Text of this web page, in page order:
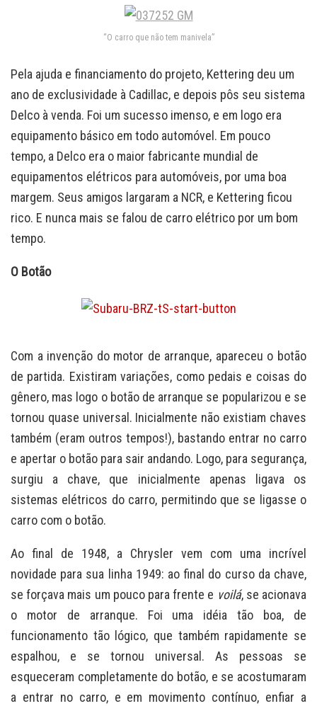
“O carro que não tem manivela”
Pela ajuda e financiamento do projeto, Kettering deu um
ano de exclusividade à Cadillac, e depois pôs seu sistema
Delco à venda. Foi um sucesso imenso, e em logo era
equipamento básico em todo automóvel. Em pouco
tempo, a Delco era o maior fabricante mundial de
equipamentos elétricos para automóveis, por uma boa
margem. Seus amigos largaram a NCR, e Kettering ficou
rico. E nunca mais se falou de carro elétrico por um bom
tempo.
O Botão
Com a invenção do motor de arranque, apareceu o botão
de partida. Existiram variações, como pedais e coisas do
gênero, mas logo o botão de arranque se popularizou e se
tornou quase universal. Inicialmente não existiam chaves
também (eram outros tempos!), bastando entrar no carro
e apertar o botão para sair andando. Logo, para segurança,
surgiu a chave, que inicialmente apenas ligava os
sistemas elétricos do carro, permitindo que se ligasse o
carro com o botão.
Ao final de 1948, a Chrysler vem com uma incrível
novidade para sua linha 1949: ao final do curso da chave,
se forçava mais um pouco para frente e voilá, se acionava
o motor de arranque. Foi uma idéia tão boa, de
funcionamento tão lógico, que também rapidamente se
espalhou, e se tornou universal. As pessoas se
esqueceram completamente do botão, e se acostumaram
a entrar no carro, e em movimento contínuo, enfiar a